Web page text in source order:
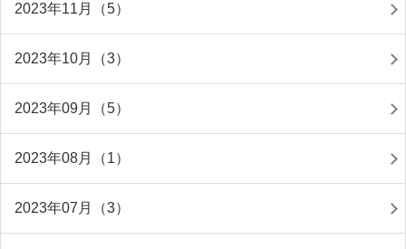
2023年11月（5）
2023年10月（3）
2023年09月（5）
2023年08月（1）
2023年07月（3）